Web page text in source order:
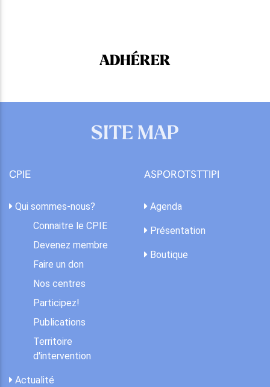
ADHÉRER
SITE MAP
CPIE
Qui sommes-nous?
Connaitre le CPIE
Devenez membre
Faire un don
Nos centres
Participez!
Publications
Territoire
d'intervention
Actualité
ASPOROTSTTIPI
Agenda
Présentation
Boutique